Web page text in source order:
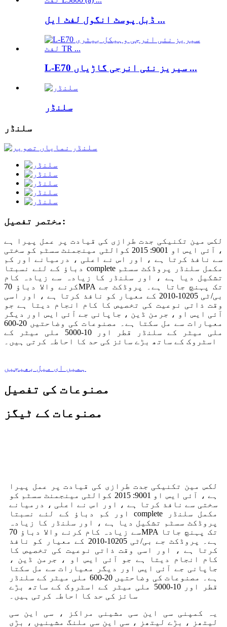
ڈبل پوسٹ انگول لفٹ ایل ...
L-E70 سیریز نئی انرجی گاڑیاں ...
سلنڈر
سلنڈر
مختصر تفصیل:
لکس مین تکنیکی جدت طرازی کی قیادت پر عمل پیرا ہے
، آئی ایس او 9001: 2015 کوالٹی مینجمنٹ سسٹم کو سختی
سے نافذ کرتا ہے ، اور اس نے اعلی ، درمیانے اور کم
دباؤ کے لئے نسبتا complete مکمل سلنڈر پروڈکٹ سسٹم
تشکیل دیا ہے ، اور سلنڈر کا زیادہ سے زیادہ کام
کرنے والا دباؤ 70MPA تک پہنچ جاتا ہے۔ پروڈکٹ جے
بی/ٹی 10205-2010 کے معیار کو نافذ کرتا ہے ، اور اسی
وقت ذاتی نوعیت کی تخصیص کا کام انجام دیتا ہے جو
آئی ایس او ، جرمن ڈین ، جاپانی جے آئی ایس اور دیگر
معیارات سے مل سکتا ہے۔ مصنوعات کی وضاحتیں 20-600
ملی میٹر کے سلنڈر قطر اور 10-5000 ملی میٹر کے
اسٹروک کے ساتھ بڑے سائز کی حد کا احاطہ کرتی ہیں۔
ہمیں ای میل بھیجیں
مصنوعات کی تفصیل
مصنوعات کے ٹیگز
لکس مین تکنیکی جدت طرازی کی قیادت پر عمل پیرا
ہے ، آئی ایس او 9001: 2015 کوالٹی مینجمنٹ سسٹم کو
سختی سے نافذ کرتا ہے ، اور اس نے اعلی ، درمیانے
اور کم دباؤ کے لئے نسبتا complete مکمل سلنڈر
پروڈکٹ سسٹم تشکیل دیا ہے ، اور سلنڈر کا زیادہ
سے زیادہ کام کرنے والا دباؤ 70MPA تک پہنچ جاتا
ہے۔ پروڈکٹ جے بی/ٹی 10205-2010 کے معیار کو نافذ
کرتا ہے ، اور اسی وقت ذاتی نوعیت کی تخصیص کا
کام انجام دیتا ہے جو آئی ایس او ، جرمن ڈین ،
جاپانی جے آئی ایس اور دیگر معیارات سے مل سکتا
ہے۔ مصنوعات کی وضاحتیں 20-600 ملی میٹر کے سلنڈر
قطر اور 10-5000 ملی میٹر کے اسٹروک کے ساتھ بڑے
سائز کی حد کا احاطہ کرتی ہیں۔
یہ کمپنی سی این سی مشینی مراکز ، سی این سی
لیتھز ، بڑے لیتھز ، سی این سی ملنگ مشینیں ، بڑی